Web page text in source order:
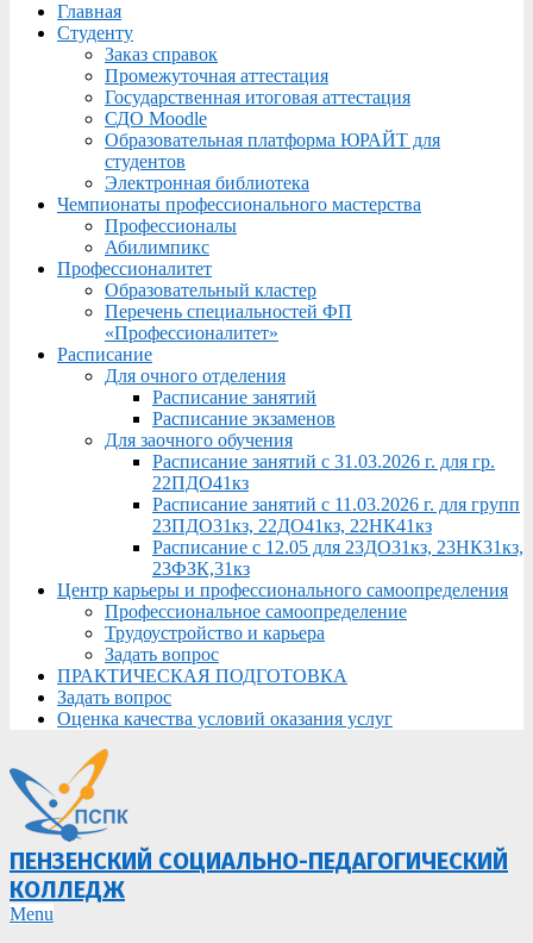
Menu
Главная
Студенту
Заказ справок
Промежуточная аттестация
Государственная итоговая аттестация
СДО Moodle
Образовательная платформа ЮРАЙТ для
студентов
Электронная библиотека
Чемпионаты профессионального мастерства
Профессионалы
Абилимпикс
Профессионалитет
Образовательный кластер
Перечень специальностей ФП
«Профессионалитет»
Расписание
Для очного отделения
Расписание занятий
Расписание экзаменов
Для заочного обучения
Расписание занятий с 31.03.2026 г. для гр.
22ПДО41кз
Расписание занятий с 11.03.2026 г. для групп
23ПДО31кз, 22ДО41кз, 22НК41кз
Расписание с 12.05 для 23ДО31кз, 23НК31кз,
23ФЗК,31кз
Центр карьеры и профессионального самоопределения
Профессиональное самоопределение
Трудоустройство и карьера
Задать вопрос
ПРАКТИЧЕСКАЯ ПОДГОТОВКА
Задать вопрос
Оценка качества условий оказания услуг
ПЕНЗЕНСКИЙ СОЦИАЛЬНО-ПЕДАГОГИЧЕСКИЙ
КОЛЛЕДЖ
Primary
Menu